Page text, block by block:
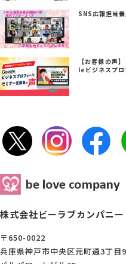
SNS広報担当
【お客様の声
leビジネスプロ
株式会社ビーラブカンパニー
〒650-0022
兵庫県神戸市中央区元町通3丁目